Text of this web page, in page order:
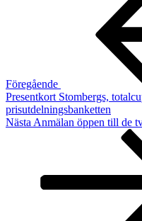
Föregående
Presentkort Stombergs,
prisutdelningsbanketten
Nästa
Nästa Anmälan öppen till de